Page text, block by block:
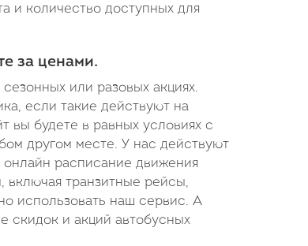
и количество доступных для
за ценами.
или разовых акциях.
если такие действуют на
вы будете в равных условиях с
другом месте. У нас действуют
расписание движения
включая транзитные рейсы,
использовать наш сервис. А
скидок и акций автобусных